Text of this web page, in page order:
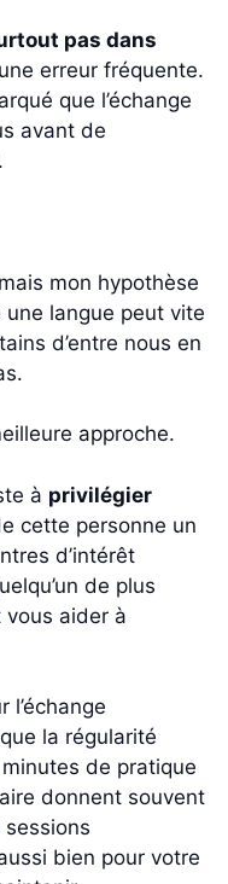
pas dans
une erreur fréquente.
que l’échange
avant de
mon hypothèse
une langue peut vite
d’entre nous en
approche.
à privilégier
cette personne un
d’intérêt
de plus
aider à
l’échange
la régularité
de pratique
donnent souvent
bien pour votre